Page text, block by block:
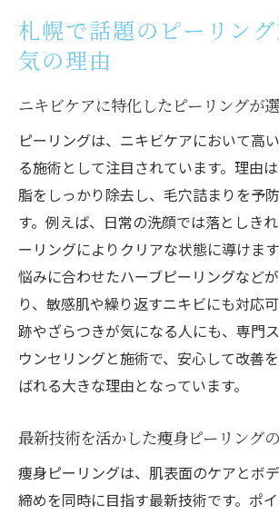
札幌で話題のピーリン
気の理由
ニキビケアに特化したピーリングが
ピーリングは、ニキビケアにおいて高
る施術として注目されています。理由
脂をしっかり除去し、毛穴詰まりを予
す。例えば、日常の洗顔では落としき
ーリングによりクリアな状態に導けま
悩みに合わせたハーブピーリングなど
り、敏感肌や繰り返すニキビにも対応
跡やざらつきが気になる人にも、専門
ウンセリングと施術で、安心して改善
ばれる大きな理由となっています。
最新技術を活かした痩身ピーリング
痩身ピーリングは、肌表面のケアとボ
締めを同時に目指す最新技術です。ポ